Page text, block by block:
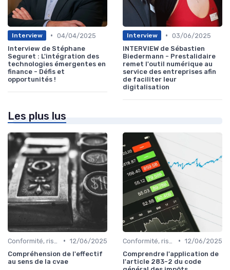
Interview • 04/04/2025
Interview de Stéphane
Seguret : L'intégration des
technologies émergentes en
finance - Défis et
opportunités !
Interview • 03/06/2025
INTERVIEW de Sébastien
Biedermann - Prestalidaire
remet l'outil numérique au
service des entreprises afin
de faciliter leur
digitalisation
Les plus lus
• 12/06/2025
Compréhension de l'effectif
au sens de la cvae
• 12/06/2025
Comprendre l'application de
l'article 283-2 du code